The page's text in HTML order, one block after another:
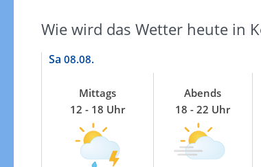
Wie wird das Wetter heute in
Sa 08.08.
Mittags
12 - 18 Uhr
Abends
18 - 22 Uhr
Gewitterrisiko in 3h
Zur Gewitterrisikokarte